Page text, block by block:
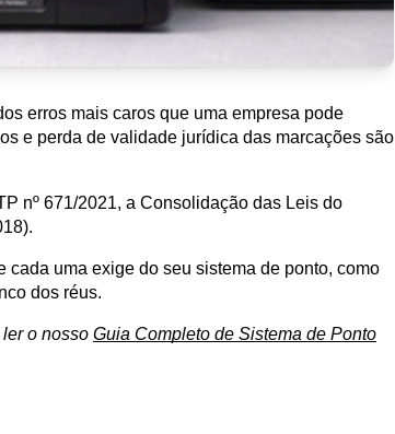
erros mais caros que uma empresa pode
e perda de validade jurídica das marcações são
nº 671/2021, a Consolidação das Leis do
uma exige do seu sistema de ponto, como
dos réus.
o nosso Guia Completo de Sistema de Ponto